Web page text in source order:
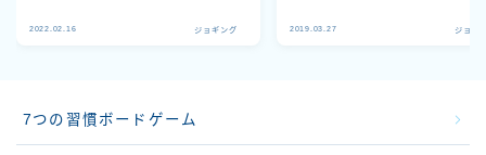
2022.02.16 ジョギング 2019.03.27 ジョギ
7つの習慣ボードゲーム